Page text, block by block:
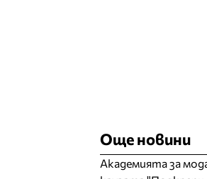
Още новини
Академията за